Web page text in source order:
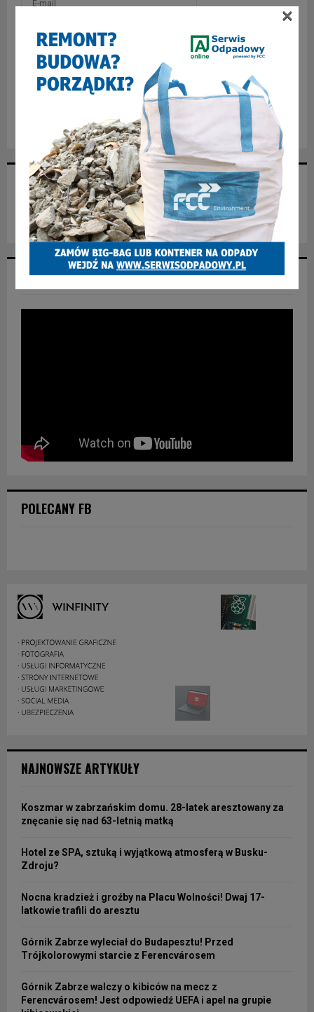
Zapisz moje imię, adres e-mail i stronę internetową w tej
przeglądarce, gdy następnym razem będę komentować.
* Korzystając z tego formularza akceptujesz nasz Regulamin
NASZ FACEBOOK
NASZ YOUTUBE
POLECANY FB
NAJNOWSZE ARTYKUŁY
Koszmar w zabrzańskim domu. 28-latek aresztowany za
znęcanie się nad 63-letnią matką
Hotel ze SPA, sztuką i wyjątkową atmosferą w Busku-
Zdroju?
Nocna kradzież i groźby na Placu Wolności! Dwaj 17-
latkowie trafili do aresztu
Górnik Zabrze wyleciał do Budapesztu! Przed
Trójkolorowymi starcie z Ferencvárosem
Górnik Zabrze walczy o kibiców na mecz z
Ferencvárosem! Jest odpowiedź UEFA i apel na grupie
×